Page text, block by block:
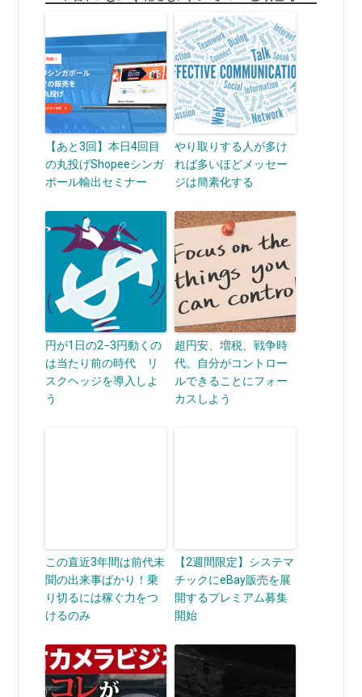
【あと3回】本日4回目
の丸投げShopeeシンガ
ポール輸出セミナー
やり取りする人が多け
れば多いほどメッセー
ジは簡素化する
円が1日の2−3円動くの
は当たり前の時代 リ
スクヘッジを導入しよ
う
超円安、増税、戦争時
代。自分がコントロー
ルできることにフォー
カスしよう
この直近3年間は前代未
聞の出来事ばかり！乗
り切るには稼ぐ力をつ
けるのみ
【2週間限定】システマ
チックにeBay販売を展
開するプレミアム募集
開始